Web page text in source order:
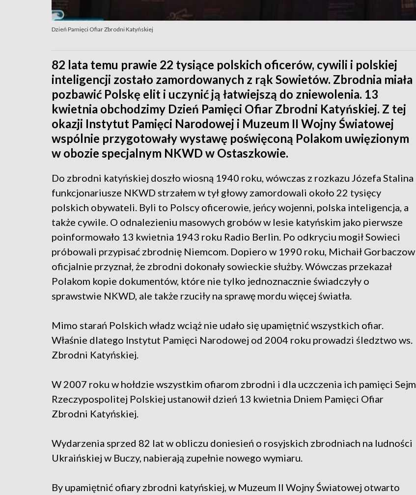
Dzień Pamięci Ofiar Zbrodni Katyńskiej
82 lata temu prawie 22 tysiące polskich oficerów, cywili i polskiej
inteligencji zostało zamordowanych z rąk Sowietów. Zbrodnia miała
pozbawić Polskę elit i uczynić ją łatwiejszą do zniewolenia. 13
kwietnia obchodzimy Dzień Pamięci Ofiar Zbrodni Katyńskiej. Z tej
okazji Instytut Pamięci Narodowej i Muzeum II Wojny Światowej
wspólnie przygotowały wystawę poświęconą Polakom uwięzionym
w obozie specjalnym NKWD w Ostaszkowie.
Do zbrodni katyńskiej doszło wiosną 1940 roku, wówczas z rozkazu Józefa Stalina
funkcjonariusze NKWD strzałem w tył głowy zamordowali około 22 tysięcy
polskich obywateli. Byli to Polscy oficerowie, jeńcy wojenni, polska inteligencja, a
także cywile. O odnalezieniu masowych grobów w lesie katyńskim jako pierwsze
poinformowało 13 kwietnia 1943 roku Radio Berlin. Po odkryciu mogił Sowieci
próbowali przypisać zbrodnię Niemcom. Dopiero w 1990 roku, Michaił Gorbaczow
oficjalnie przyznał, że zbrodni dokonały sowieckie służby. Wówczas przekazał
Polakom kopie dokumentów, które nie tylko jednoznacznie świadczyły o
sprawstwie NKWD, ale także rzuciły na sprawę mordu więcej światła.
Mimo starań Polskich władz wciąż nie udało się upamiętnić wszystkich ofiar.
Właśnie dlatego Instytut Pamięci Narodowej od 2004 roku prowadzi śledztwo ws.
Zbrodni Katyńskiej.
W 2007 roku w hołdzie wszystkim ofiarom zbrodni i dla uczczenia ich pamięci Sejm
Rzeczypospolitej Polskiej ustanowił dzień 13 kwietnia Dniem Pamięci Ofiar
Zbrodni Katyńskiej.
Wydarzenia sprzed 82 lat w obliczu doniesień o rosyjskich zbrodniach na ludności
Ukraińskiej w Buczy, nabierają zupełnie nowego wymiaru.
By upamiętnić ofiary zbrodni katyńskiej, w Muzeum II Wojny Światowej otwarto